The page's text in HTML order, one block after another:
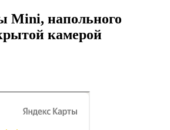
Mini, напольного
камерой